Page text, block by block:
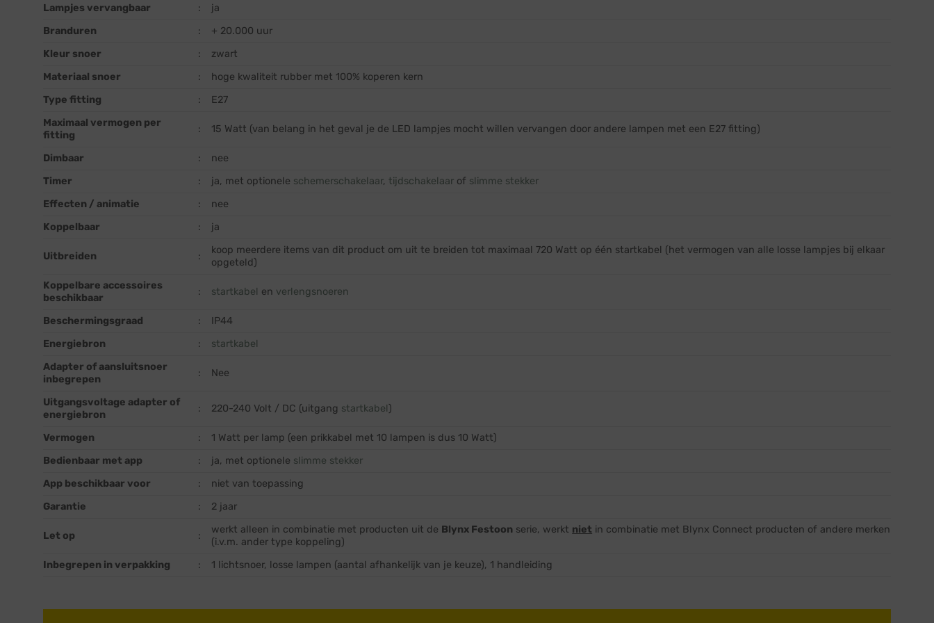
Lampjes vervangbaar
:
ja
Branduren
:
+ 20.000 uur
Kleur snoer
:
zwart
Materiaal snoer
:
hoge kwaliteit rubber met 100% koperen kern
Type fitting
:
E27
Maximaal vermogen per
fitting
: 15 Watt (van belang in het geval je de LED lampjes mocht willen vervangen door andere lampen met een E27 fitting)
Dimbaar :
nee
Timer
: ja, met optionele schemerschakelaar, tijdschakelaar of slimme stekker
Effecten / animatie
:
nee
Koppelbaar
: ja
Uitbreiden :
koop meerdere items van dit product om uit te breiden tot maximaal 720 Watt op één startkabel (het vermogen van alle losse lampjes bij elkaar
opgeteld)
Koppelbare accessoires
beschikbaar
: startkabel en verlengsnoeren
Beschermingsgraad :
IP44
Energiebron
:
startkabel
Adapter of aansluitsnoer
inbegrepen
: Nee
Uitgangsvoltage adapter of
energiebron
: 220-240 Volt / DC (uitgang startkabel)
Vermogen :
1 Watt per lamp (een prikkabel met 10 lampen is dus 10 Watt)
Bedienbaar met app
: ja, met optionele slimme stekker
App beschikbaar voor
:
niet van toepassing
Garantie
: 2 jaar
Let op :
werkt alleen in combinatie met producten uit de Blynx Festoon serie, werkt niet in combinatie met Blynx Connect producten of andere merken
(i.v.m. ander type koppeling)
Inbegrepen in verpakking
: 1 lichtsnoer, losse lampen (aantal afhankelijk van je keuze), 1 handleiding